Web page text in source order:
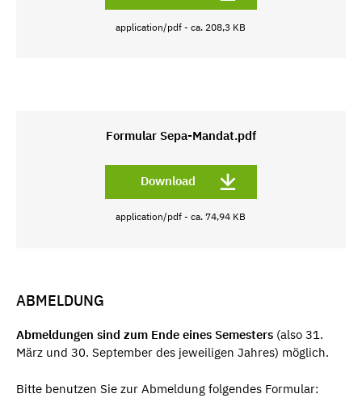
application/pdf - ca. 208,3 KB
Formular Sepa-Mandat.pdf
Download
application/pdf - ca. 74,94 KB
ABMELDUNG
Abmeldungen sind zum Ende eines Semesters (also 31.
März und 30. September des jeweiligen Jahres) möglich.
Bitte benutzen Sie zur Abmeldung folgendes Formular: